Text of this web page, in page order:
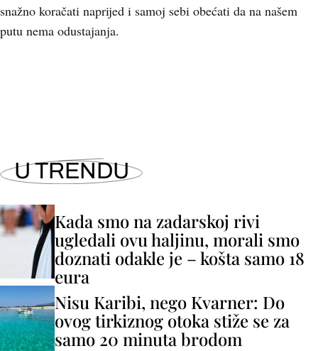
snažno koračati naprijed i samoj sebi obećati da na našem
putu nema odustajanja.
U TRENDU
Kada smo na zadarskoj rivi
ugledali ovu haljinu, morali smo
doznati odakle je – košta samo 18
eura
Nisu Karibi, nego Kvarner: Do
ovog tirkiznog otoka stiže se za
samo 20 minuta brodom